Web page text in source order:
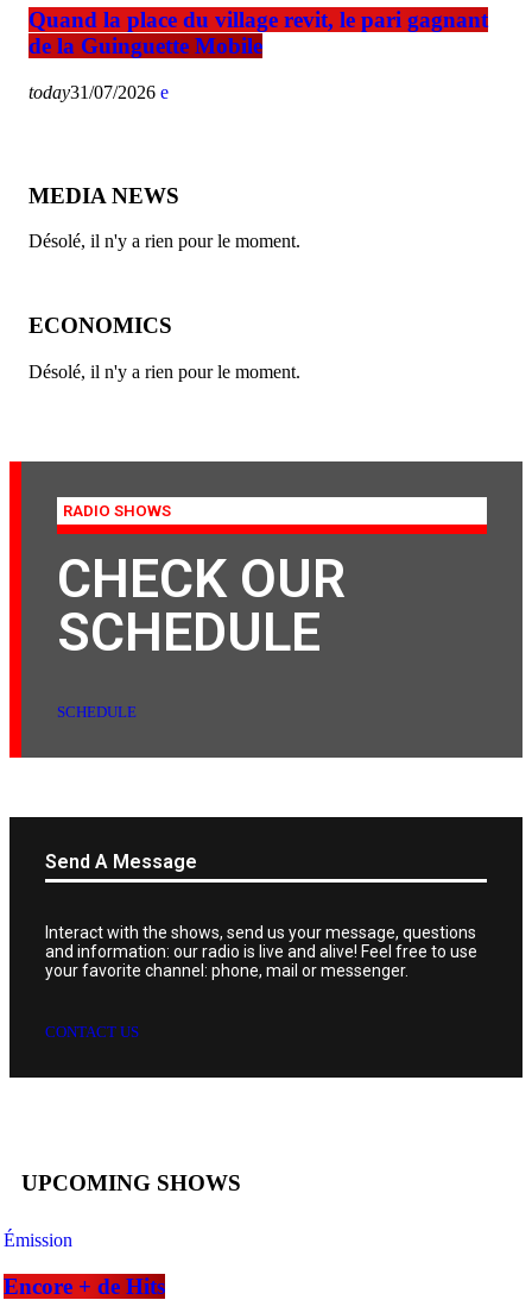
Quand la place du village revit, le pari gagnant
de la Guinguette Mobile
today31/07/2026
MEDIA NEWS
Désolé, il n'y a rien pour le moment.
ECONOMICS
Désolé, il n'y a rien pour le moment.
RADIO SHOWS
CHECK OUR
SCHEDULE
SCHEDULE
Send A Message
Interact with the shows, send us your message, questions
and information: our radio is live and alive! Feel free to use
your favorite channel: phone, mail or messenger.
CONTACT US
UPCOMING SHOWS
Émission
Encore + de Hits